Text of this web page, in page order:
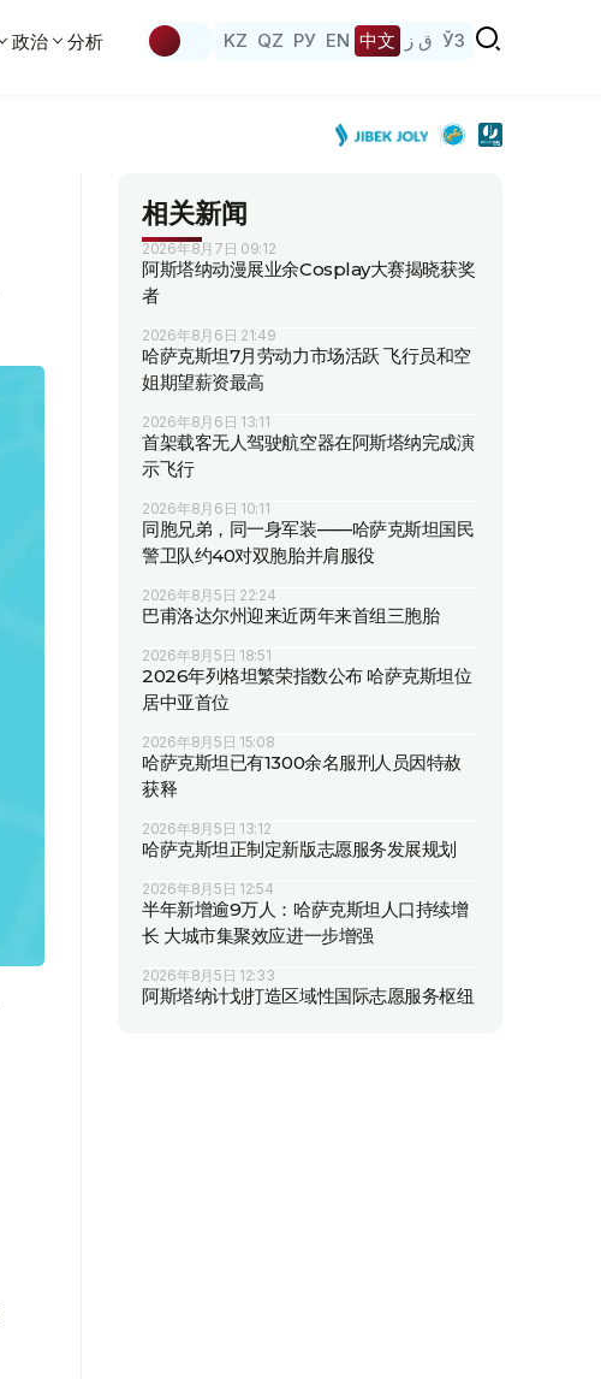
政治 分析 KZ QZ РУ EN 中文 ق ز ЎЗ
相关新闻
2026年8月7日 09:12
阿斯塔纳动漫展业余Cosplay大赛揭晓获奖
者
2026年8月6日 21:49
哈萨克斯坦7月劳动力市场活跃 飞行员和空
姐期望薪资最高
2026年8月6日 13:11
首架载客无人驾驶航空器在阿斯塔纳完成演
示飞行
2026年8月6日 10:11
同胞兄弟，同一身军装——哈萨克斯坦国民
警卫队约40对双胞胎并肩服役
2026年8月5日 22:24
巴甫洛达尔州迎来近两年来首组三胞胎
2026年8月5日 18:51
2026年列格坦繁荣指数公布 哈萨克斯坦位
居中亚首位
2026年8月5日 15:08
哈萨克斯坦已有1300余名服刑人员因特赦
获释
2026年8月5日 13:12
哈萨克斯坦正制定新版志愿服务发展规划
2026年8月5日 12:54
半年新增逾9万人：哈萨克斯坦人口持续增
长 大城市集聚效应进一步增强
2026年8月5日 12:33
阿斯塔纳计划打造区域性国际志愿服务枢纽